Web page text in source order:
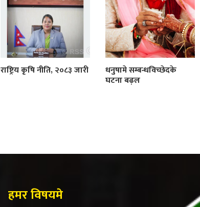
राष्ट्रिय कृषि नीति, २०८३ जारी धनुषामे सम्बन्धविच्छेदके
घटना बढ़ल
हमर विषयमे